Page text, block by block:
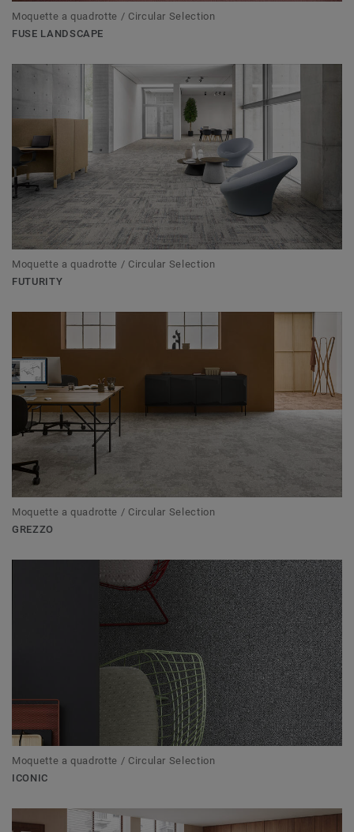
Moquette a quadrotte / Circular Selection
FUSE LANDSCAPE
Moquette a quadrotte / Circular Selection
FUTURITY
Moquette a quadrotte / Circular Selection
GREZZO
Moquette a quadrotte / Circular Selection
ICONIC